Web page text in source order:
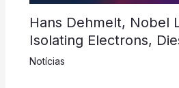
Hans Dehmelt, Nobel
Isolating Electrons,
Notícias